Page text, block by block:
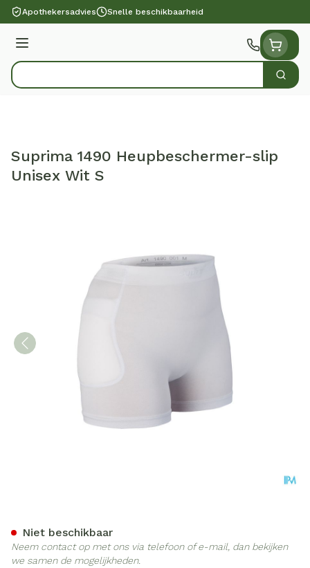
Ga naar de inhoud
Apothekersadvies Snelle beschikbaarheid
Menu
Product, merk, categorie... Zoek
Suprima 1490 Heupbeschermer-slip
Unisex Wit S
Niet beschikbaar
Neem contact op met ons via telefoon of e-mail, dan bekijken
we samen de mogelijkheden.